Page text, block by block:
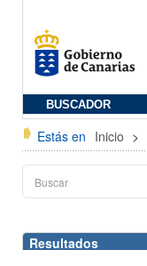
BUSCADOR
Estás en Inicio >
Resultados